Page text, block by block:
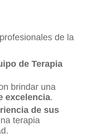
de la
de Terapia
brindar una
excelencia.
de sus
terapia